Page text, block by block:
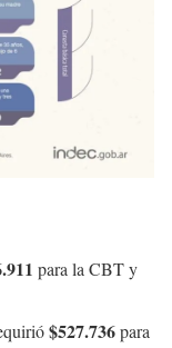
para la CBT y
$527.736para